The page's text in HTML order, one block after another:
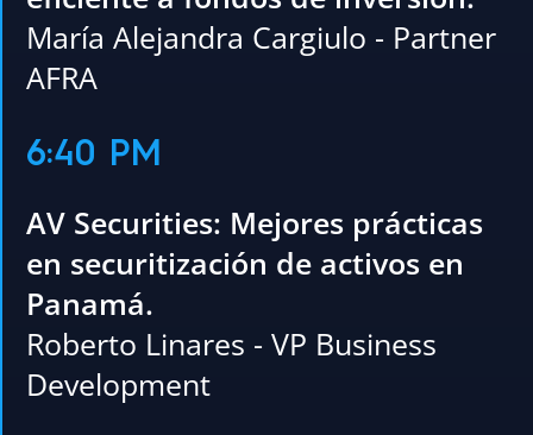
María Alejandra Cargiulo - Partner
AFRA
6:40 PM
AV Securities: Mejores prácticas
en securitización de activos en
Panamá.
Roberto Linares - VP Business
Development